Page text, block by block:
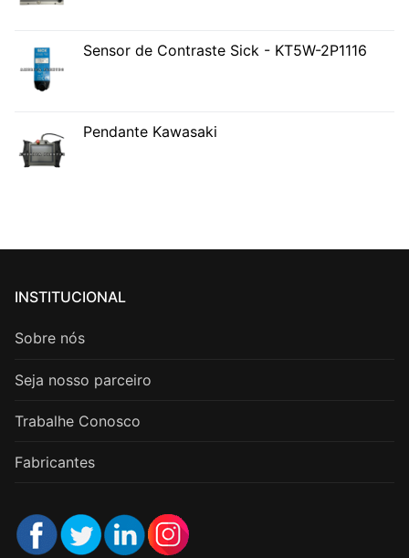
Sensor de Contraste Sick - KT5W-2P1116
Pendante Kawasaki
INSTITUCIONAL
Sobre nós
Seja nosso parceiro
Trabalhe Conosco
Fabricantes